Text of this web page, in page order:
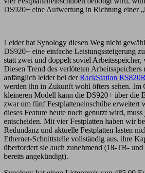
DS920+ eine Aufwertung in Richtung einer
Leider hat Synology diesen Weg nicht
DS920+ eine einfache Leistungssteigerung
statt zwei und doppelt soviel Arbeitsspeicher,
Diesen Trend des verlöteten Arbeitsspeichers
anfänglich leider bei derRackStation
werden ihn in Zukunft wohl öfters sehen. Im
kleineren Modell kann die DS920+ über die
zwar um fünf Festplatteneinschübe erweitert
dieses Feature heute noch genutzt wird, muss
entscheiden. Mit vier Festplatten haben wir
Redundanz und aktuelle Festplatten lasten
Ethernet-Schnittstelle vollständig aus, ihre
überfordert sie auch zunehmend (18-TB-
bereits angekündigt).